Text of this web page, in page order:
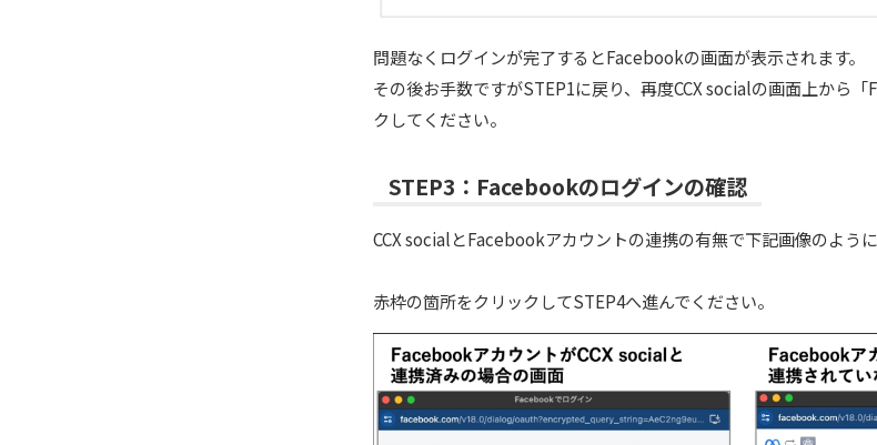
問題なくログインが完了するとFacebookの画面が表示されます。
その後お手数ですがSTEP1に戻り、再度CCX socialの画面上から
クしてください。
STEP3：Facebookのログインの確認
CCX socialとFacebookアカウントの連携の有無で下記画像のよう
赤枠の箇所をクリックしてSTEP4へ進んでください。